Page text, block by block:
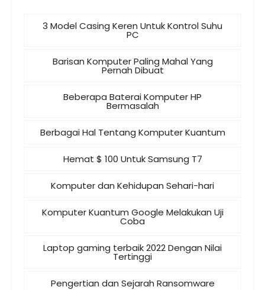
3 Model Casing Keren Untuk Kontrol Suhu
PC
Barisan Komputer Paling Mahal Yang
Pernah Dibuat
Beberapa Baterai Komputer HP
Bermasalah
Berbagai Hal Tentang Komputer Kuantum
Hemat $ 100 Untuk Samsung T7
Komputer dan Kehidupan Sehari-hari
Komputer Kuantum Google Melakukan Uji
Coba
Laptop gaming terbaik 2022 Dengan Nilai
Tertinggi
Pengertian dan Sejarah Ransomware